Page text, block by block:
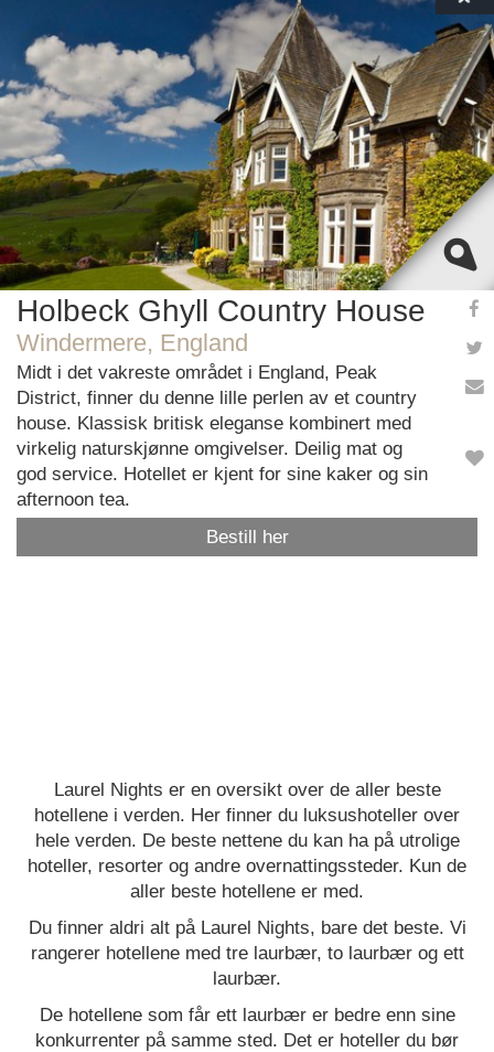
This page can't load Google Maps correctly.
Do you own this website?
Holbeck Ghyll Country House
Windermere, England
Midt i det vakreste området i England, Peak
District, finner du denne lille perlen av et country
house. Klassisk britisk eleganse kombinert med
virkelig naturskjønne omgivelser. Deilig mat og
god service. Hotellet er kjent for sine kaker og sin
afternoon tea.
Bestill her
Laurel Nights er en oversikt over de aller beste
hotellene i verden. Her finner du luksushoteller over
hele verden. De beste nettene du kan ha på utrolige
hoteller, resorter og andre overnattingssteder. Kun de
aller beste hotellene er med.
Du finner aldri alt på Laurel Nights, bare det beste. Vi
rangerer hotellene med tre laurbær, to laurbær og ett
laurbær.
De hotellene som får ett laurbær er bedre enn sine
konkurrenter på samme sted. Det er hoteller du bør